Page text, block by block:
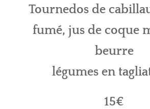
Tournedos de
fumé, jus de coque
beurre
légumes en
15€